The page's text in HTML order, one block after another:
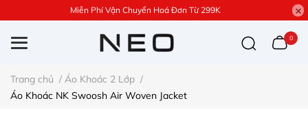
Miễn Phí Vận Chuyển Hoá Đơn Từ 299K
0
Trang chủ / Áo Khoác 2 Lớp /
Áo Khoác NK Swoosh Air Woven Jacket